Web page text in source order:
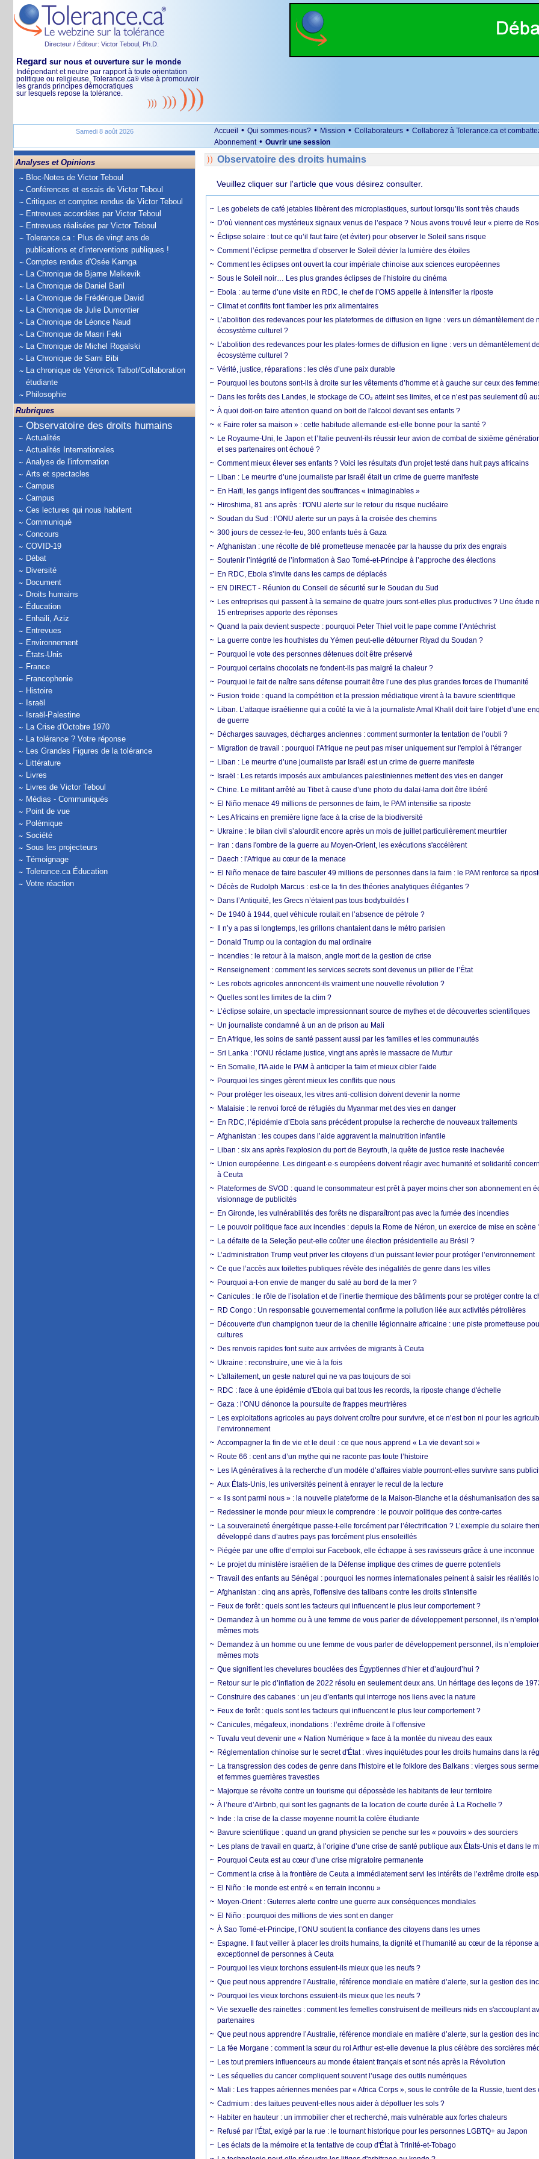
Directeur / Éditeur: Victor Teboul, Ph.D.
Regard sur nous et ouverture sur le monde
Indépendant et neutre par rapport à toute orientation
politique ou religieuse, Tolerance.ca® vise à promouvoir
les grands principes démocratiques
sur lesquels repose la tolérance.
Samedi 8 août 2026 Accueil • Qui sommes-nous? • Mission • Collaborateurs • Collaborez à Tolerance.ca et
Abonnement • Ouvrir une session
Analyses et Opinions
Bloc-Notes de Victor Teboul
Conférences et essais de Victor Teboul
Critiques et comptes rendus de Victor Teboul
Entrevues accordées par Victor Teboul
Entrevues réalisées par Victor Teboul
Tolerance.ca : Plus de vingt ans de
publications et d'interventions publiques !
Comptes rendus d'Osée Kamga
La Chronique de Bjarne Melkevik
La Chronique de Daniel Baril
La Chronique de Frédérique David
La Chronique de Julie Dumontier
La Chronique de Léonce Naud
La Chronique de Masri Feki
La Chronique de Michel Rogalski
La Chronique de Sami Bibi
La chronique de Véronick Talbot/Collaboration
étudiante
Philosophie
Rubriques
Observatoire des droits humains
Actualités
Actualités Internationales
Analyse de l'information
Arts et spectacles
Campus
Campus
Ces lectures qui nous habitent
Communiqué
Concours
COVID-19
Débat
Diversité
Document
Droits humains
Éducation
Enhaili, Aziz
Entrevues
Environnement
États-Unis
France
Francophonie
Histoire
Israël
Israël-Palestine
La Crise d'Octobre 1970
La tolérance ? Votre réponse
Les Grandes Figures de la tolérance
Littérature
Livres
Livres de Victor Teboul
Médias - Communiqués
Point de vue
Polémique
Société
Sous les projecteurs
Témoignage
Tolerance.ca Éducation
Votre réaction
Observatoire des droits humains
Veuillez cliquer sur l'article que vous désirez consulter.
Les gobelets de café jetables libèrent des microplastiques, surtout lorsqu’ils sont très chauds
D’où viennent ces mystérieux signaux venus de l’espace ? Nous avons trouvé leur « pierre de
Éclipse solaire : tout ce qu’il faut faire (et éviter) pour observer le Soleil sans risque
Comment l’éclipse permettra d’observer le Soleil dévier la lumière des étoiles
Comment les éclipses ont ouvert la cour impériale chinoise aux sciences européennes
Sous le Soleil noir… Les plus grandes éclipses de l’histoire du cinéma
Ebola : au terme d’une visite en RDC, le chef de l’OMS appelle à intensifier la riposte
Climat et conflits font flamber les prix alimentaires
L’abolition des redevances pour les plateformes de diffusion en ligne : vers un démantèlement de
écosystème culturel ?
L’abolition des redevances pour les plates-formes de diffusion en ligne : vers un démantèlement
écosystème culturel ?
Vérité, justice, réparations : les clés d’une paix durable
Pourquoi les boutons sont-ils à droite sur les vêtements d’homme et à gauche sur ceux des
Dans les forêts des Landes, le stockage de CO₂ atteint ses limites, et ce n’est pas seulement dû
À quoi doit-on faire attention quand on boit de l'alcool devant ses enfants ?
« Faire roter sa maison » : cette habitude allemande est-elle bonne pour la santé ?
Le Royaume-Uni, le Japon et l’Italie peuvent-ils réussir leur avion de combat de sixième
et ses partenaires ont échoué ?
Comment mieux élever ses enfants ? Voici les résultats d'un projet testé dans huit pays africains
Liban : Le meurtre d’une journaliste par Israël était un crime de guerre manifeste
En Haïti, les gangs infligent des souffrances « inimaginables »
Hiroshima, 81 ans après : l'ONU alerte sur le retour du risque nucléaire
Soudan du Sud : l’ONU alerte sur un pays à la croisée des chemins
300 jours de cessez-le-feu, 300 enfants tués à Gaza
Afghanistan : une récolte de blé prometteuse menacée par la hausse du prix des engrais
Soutenir l’intégrité de l’information à Sao Tomé-et-Principe à l’approche des élections
En RDC, Ebola s’invite dans les camps de déplacés
EN DIRECT - Réunion du Conseil de sécurité sur le Soudan du Sud
Les entreprises qui passent à la semaine de quatre jours sont-elles plus productives ? Une étude
15 entreprises apporte des réponses
Quand la paix devient suspecte : pourquoi Peter Thiel voit le pape comme l’Antéchrist
La guerre contre les houthistes du Yémen peut-elle détourner Riyad du Soudan ?
Pourquoi le vote des personnes détenues doit être préservé
Pourquoi certains chocolats ne fondent-ils pas malgré la chaleur ?
Pourquoi le fait de naître sans défense pourrait être l’une des plus grandes forces de l’humanité
Fusion froide : quand la compétition et la pression médiatique virent à la bavure scientifique
Liban. L’attaque israélienne qui a coûté la vie à la journaliste Amal Khalil doit faire l’objet d’une
de guerre
Décharges sauvages, décharges anciennes : comment surmonter la tentation de l’oubli ?
Migration de travail : pourquoi l'Afrique ne peut pas miser uniquement sur l'emploi à l'étranger
Liban : Le meurtre d’une journaliste par Israël est un crime de guerre manifeste
Israël : Les retards imposés aux ambulances palestiniennes mettent des vies en danger
Chine. Le militant arrêté au Tibet à cause d’une photo du dalaï-lama doit être libéré
El Niño menace 49 millions de personnes de faim, le PAM intensifie sa riposte
Les Africains en première ligne face à la crise de la biodiversité
Ukraine : le bilan civil s’alourdit encore après un mois de juillet particulièrement meurtrier
Iran : dans l'ombre de la guerre au Moyen-Orient, les exécutions s'accélèrent
Daech : l'Afrique au cœur de la menace
El Niño menace de faire basculer 49 millions de personnes dans la faim : le PAM renforce sa
Décès de Rudolph Marcus : est-ce la fin des théories analytiques élégantes ?
Dans l’Antiquité, les Grecs n’étaient pas tous bodybuildés !
De 1940 à 1944, quel véhicule roulait en l’absence de pétrole ?
Il n’y a pas si longtemps, les grillons chantaient dans le métro parisien
Donald Trump ou la contagion du mal ordinaire
Incendies : le retour à la maison, angle mort de la gestion de crise
Renseignement : comment les services secrets sont devenus un pilier de l’État
Les robots agricoles annoncent-ils vraiment une nouvelle révolution ?
Quelles sont les limites de la clim ?
L’éclipse solaire, un spectacle impressionnant source de mythes et de découvertes scientifiques
Un journaliste condamné à un an de prison au Mali
En Afrique, les soins de santé passent aussi par les familles et les communautés
Sri Lanka : l’ONU réclame justice, vingt ans après le massacre de Muttur
En Somalie, l'IA aide le PAM à anticiper la faim et mieux cibler l'aide
Pourquoi les singes gèrent mieux les conflits que nous
Pour protéger les oiseaux, les vitres anti-collision doivent devenir la norme
Malaisie : le renvoi forcé de réfugiés du Myanmar met des vies en danger
En RDC, l’épidémie d’Ebola sans précédent propulse la recherche de nouveaux traitements
Afghanistan : les coupes dans l’aide aggravent la malnutrition infantile
Liban : six ans après l'explosion du port de Beyrouth, la quête de justice reste inachevée
Union européenne. Les dirigeant·e·s européens doivent réagir avec humanité et solidarité
à Ceuta
Plateformes de SVOD : quand le consommateur est prêt à payer moins cher son abonnement en
visionnage de publicités
En Gironde, les vulnérabilités des forêts ne disparaîtront pas avec la fumée des incendies
Le pouvoir politique face aux incendies : depuis la Rome de Néron, un exercice de mise en scène
La défaite de la Seleção peut-elle coûter une élection présidentielle au Brésil ?
L’administration Trump veut priver les citoyens d’un puissant levier pour protéger l’environnement
Ce que l’accès aux toilettes publiques révèle des inégalités de genre dans les villes
Pourquoi a-t-on envie de manger du salé au bord de la mer ?
Canicules : le rôle de l’isolation et de l’inertie thermique des bâtiments pour se protéger contre la
RD Congo : Un responsable gouvernemental confirme la pollution liée aux activités pétrolières
Découverte d'un champignon tueur de la chenille légionnaire africaine : une piste prometteuse
cultures
Des renvois rapides font suite aux arrivées de migrants à Ceuta
Ukraine : reconstruire, une vie à la fois
L'allaitement, un geste naturel qui ne va pas toujours de soi
RDC : face à une épidémie d'Ebola qui bat tous les records, la riposte change d'échelle
Gaza : l’ONU dénonce la poursuite de frappes meurtrières
Les exploitations agricoles au pays doivent croître pour survivre, et ce n’est bon ni pour les
l’environnement
Accompagner la fin de vie et le deuil : ce que nous apprend « La vie devant soi »
Route 66 : cent ans d’un mythe qui ne raconte pas toute l’histoire
Les IA génératives à la recherche d’un modèle d’affaires viable pourront-elles survivre sans
Aux États-Unis, les universités peinent à enrayer le recul de la lecture
« Ils sont parmi nous » : la nouvelle plateforme de la Maison-Blanche et la déshumanisation des
Redessiner le monde pour mieux le comprendre : le pouvoir politique des contre-cartes
La souveraineté énergétique passe-t-elle forcément par l’électrification ? L’exemple du solaire
développé dans d’autres pays pas forcément plus ensoleillés
Piégée par une offre d’emploi sur Facebook, elle échappe à ses ravisseurs grâce à une inconnue
Le projet du ministère israélien de la Défense implique des crimes de guerre potentiels
Travail des enfants au Sénégal : pourquoi les normes internationales peinent à saisir les réalités
Afghanistan : cinq ans après, l'offensive des talibans contre les droits s'intensifie
Feux de forêt : quels sont les facteurs qui influencent le plus leur comportement ?
Demandez à un homme ou à une femme de vous parler de développement personnel, ils
mêmes mots
Demandez à un homme ou une femme de vous parler de développement personnel, ils
mêmes mots
Que signifient les chevelures bouclées des Égyptiennes d’hier et d’aujourd’hui ?
Retour sur le pic d’inflation de 2022 résolu en seulement deux ans. Un héritage des leçons de
Construire des cabanes : un jeu d’enfants qui interroge nos liens avec la nature
Feux de forêt : quels sont les facteurs qui influencent le plus leur comportement ?
Canicules, mégafeux, inondations : l’extrême droite à l’offensive
Tuvalu veut devenir une « Nation Numérique » face à la montée du niveau des eaux
Réglementation chinoise sur le secret d'État : vives inquiétudes pour les droits humains dans la
La transgression des codes de genre dans l'histoire et le folklore des Balkans : vierges sous
et femmes guerrières travesties
Majorque se révolte contre un tourisme qui dépossède les habitants de leur territoire
À l’heure d’Airbnb, qui sont les gagnants de la location de courte durée à La Rochelle ?
Inde : la crise de la classe moyenne nourrit la colère étudiante
Bavure scientifique : quand un grand physicien se penche sur les « pouvoirs » des sourciers
Les plans de travail en quartz, à l’origine d’une crise de santé publique aux États-Unis et dans le
Pourquoi Ceuta est au cœur d’une crise migratoire permanente
Comment la crise à la frontière de Ceuta a immédiatement servi les intérêts de l’extrême droite
El Niño : le monde est entré « en terrain inconnu »
Moyen-Orient : Guterres alerte contre une guerre aux conséquences mondiales
El Niño : pourquoi des millions de vies sont en danger
À Sao Tomé-et-Principe, l’ONU soutient la confiance des citoyens dans les urnes
Espagne. Il faut veiller à placer les droits humains, la dignité et l’humanité au cœur de la réponse
exceptionnel de personnes à Ceuta
Pourquoi les vieux torchons essuient-ils mieux que les neufs ?
Que peut nous apprendre l’Australie, référence mondiale en matière d’alerte, sur la gestion des
Pourquoi les vieux torchons essuient-ils mieux que les neufs ?
Vie sexuelle des rainettes : comment les femelles construisent de meilleurs nids en s'accouplant
partenaires
Que peut nous apprendre l’Australie, référence mondiale en matière d’alerte, sur la gestion des
La fée Morgane : comment la sœur du roi Arthur est-elle devenue la plus célèbre des sorcières
Les tout premiers influenceurs au monde étaient français et sont nés après la Révolution
Les séquelles du cancer compliquent souvent l’usage des outils numériques
Mali : Les frappes aériennes menées par « Africa Corps », sous le contrôle de la Russie, tuent des
Cadmium : des laitues peuvent-elles nous aider à dépolluer les sols ?
Habiter en hauteur : un immobilier cher et recherché, mais vulnérable aux fortes chaleurs
Refusé par l'État, exigé par la rue : le tournant historique pour les personnes LGBTQ+ au Japon
Les éclats de la mémoire et la tentative de coup d'État à Trinité-et-Tobago